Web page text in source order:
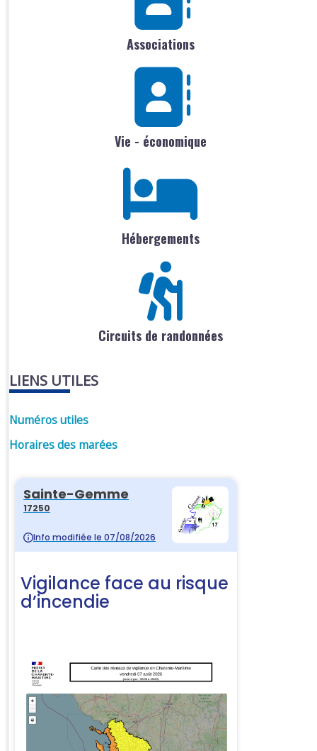
Associations
Vie - économique
Hébergements
Circuits de randonnées
LIENS UTILES
Numéros utiles
Horaires des marées